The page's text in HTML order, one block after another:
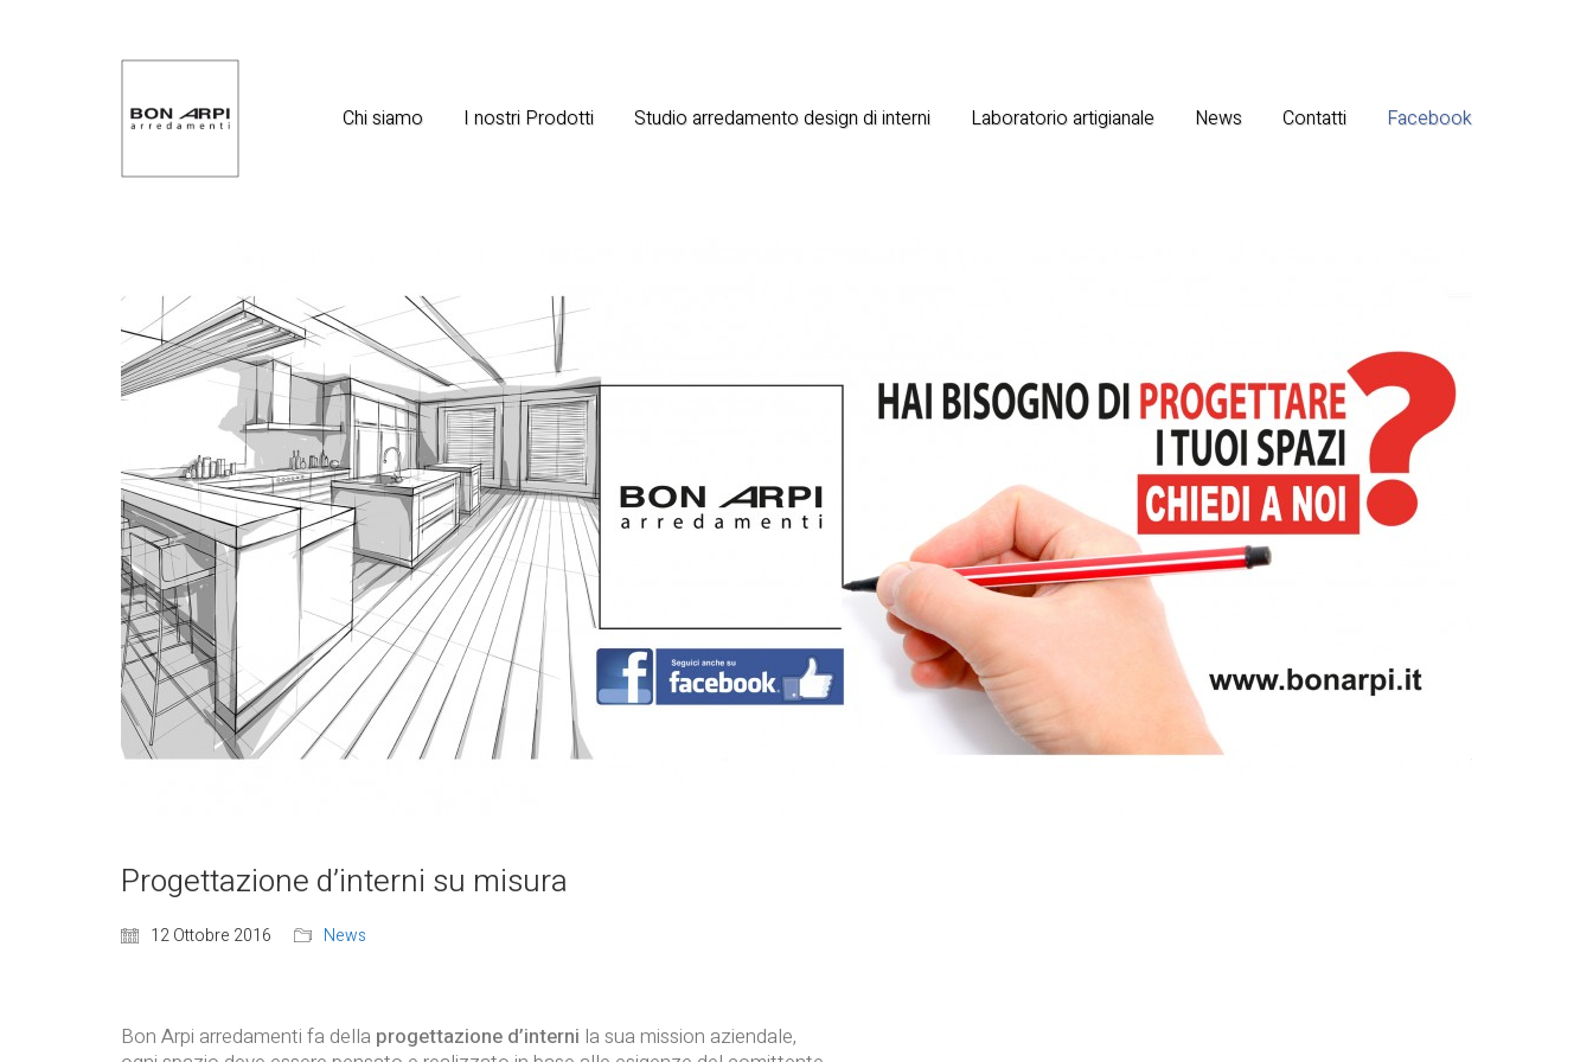
Chi siamo I nostri Prodotti Studio arredamento design di interni Laboratorio artigianale News Contatti Facebook
Progettazione d’interni su misura
12 Ottobre 2016 News
Bon Arpi arredamenti fa della progettazione d’interni la sua mission aziendale,